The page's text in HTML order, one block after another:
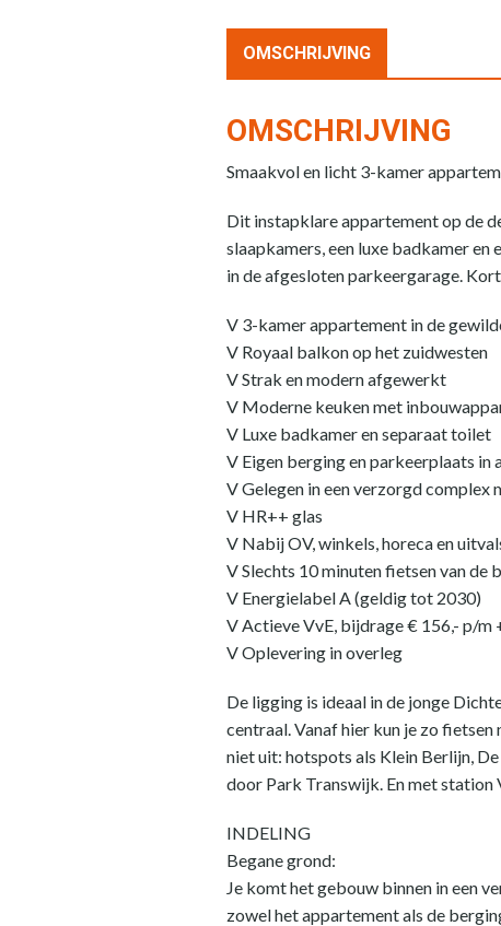
OMSCHRIJVING
OMSCHRIJVING
Smaakvol en licht 3-kamer
Dit instapklare appartement op de
slaapkamers, een luxe badkamer
in de afgesloten parkeergarage.
V 3-kamer appartement in de
V Royaal balkon op het zuidwesten
V Strak en modern afgewerkt
V Moderne keuken met
V Luxe badkamer en separaat toilet
V Eigen berging en parkeerplaats in
V Gelegen in een verzorgd complex
V HR++ glas
V Nabij OV, winkels, horeca en
V Slechts 10 minuten fietsen van de
V Energielabel A (geldig tot 2030)
V Actieve VvE, bijdrage € 156,- p/
V Oplevering in overleg
De ligging is ideaal in de jonge
centraal. Vanaf hier kun je zo
niet uit: hotspots als Klein Berlijn,
door Park Transwijk. En met station
INDELING
Begane grond:
Je komt het gebouw binnen in een
zowel het appartement als de